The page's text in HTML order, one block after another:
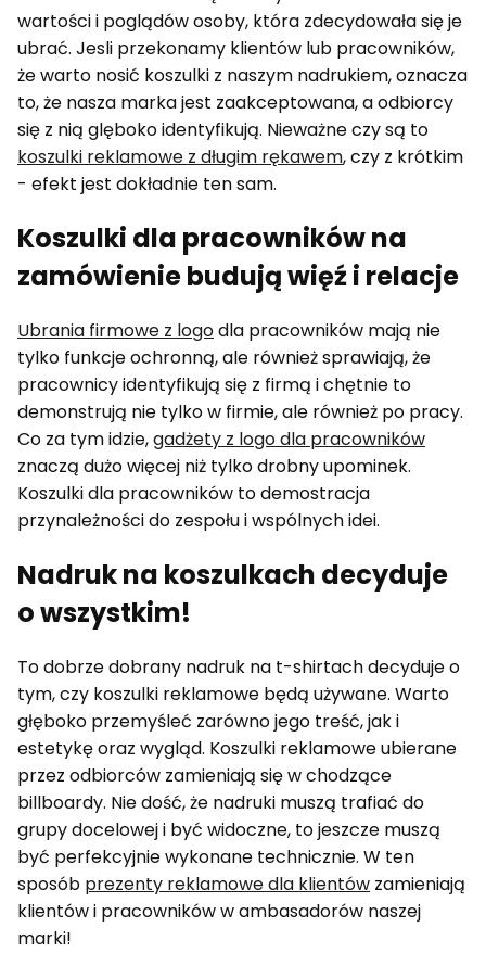
wartości i poglądów osoby, która zdecydowała się je
ubrać. Jesli przekonamy klientów lub pracowników,
że warto nosić koszulki z naszym nadrukiem, oznacza
to, że nasza marka jest zaakceptowana, a odbiorcy
się z nią glęboko identyfikują. Nieważne czy są to
koszulki reklamowe z długim rękawem, czy z krótkim
- efekt jest dokładnie ten sam.
Koszulki dla pracowników na
zamówienie budują więź i relacje
Ubrania firmowe z logodla pracowników mają nie
tylko funkcje ochronną, ale również sprawiają, że
pracownicy identyfikują się z firmą i chętnie to
demonstrują nie tylko w firmie, ale również po pracy.
Co za tym idzie,gadżety z logo dla pracowników
znaczą dużo więcej niż tylko drobny upominek.
Koszulki dla pracowników to demostracja
przynależności do zespołu i wspólnych idei.
Nadruk na koszulkach decyduje
o wszystkim!
To dobrze dobrany nadruk na t-shirtach decyduje o
tym, czy koszulki reklamowe będą używane. Warto
głęboko przemyśleć zarówno jego treść, jak i
estetykę oraz wygląd. Koszulki reklamowe ubierane
przez odbiorców zamieniają się w chodzące
billboardy. Nie dość, że nadruki muszą trafiać do
grupy docelowej i być widoczne, to jeszcze muszą
być perfekcyjnie wykonane technicznie. W ten
sposób prezenty reklamowe dla klientów zamieniają
klientów i pracowników w ambasadorów naszej
marki!